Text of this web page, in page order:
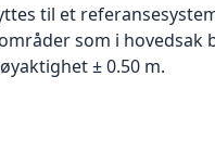
til et
som i hovedsak
± 0.50 m.